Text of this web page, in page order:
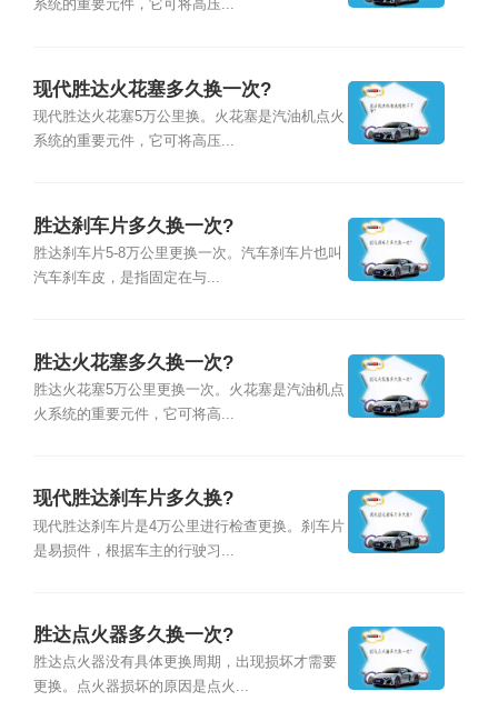
系统的重要元件，它可将高压...
现代胜达火花塞多久换一次?
现代胜达火花塞5万公里换。火花塞是汽油机点火
系统的重要元件，它可将高压...
胜达刹车片多久换一次?
胜达刹车片5-8万公里更换一次。汽车刹车片也叫
汽车刹车皮，是指固定在与...
胜达火花塞多久换一次?
胜达火花塞5万公里更换一次。火花塞是汽油机点
火系统的重要元件，它可将高...
现代胜达刹车片多久换?
现代胜达刹车片是4万公里进行检查更换。刹车片
是易损件，根据车主的行驶习...
胜达点火器多久换一次?
胜达点火器没有具体更换周期，出现损坏才需要
更换。点火器损坏的原因是点火...